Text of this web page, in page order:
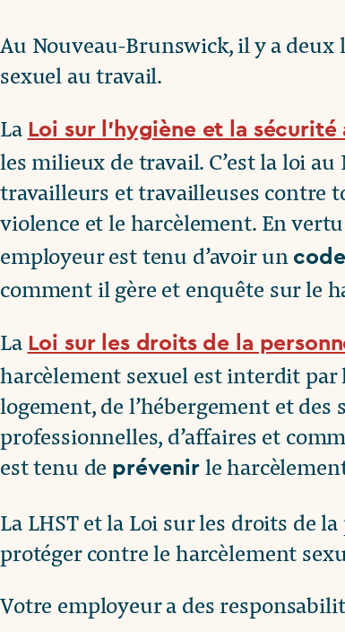
Au Nouveau-Brunswick, il y a
sexuel au travail.
La Loi sur l’hygiène et la sécurité
les milieux de travail. C’est la loi
travailleurs et travailleuses contre
violence et le harcèlement. En
employeur est tenu d’avoir un
comment il gère et enquête sur le
La Loi sur les droits de la
harcèlement sexuel est interdit par
logement, de l’hébergement et des
professionnelles, d’affaires et
est tenu de prévenirle
La LHST et la Loi sur les droits de
protéger contre le harcèlement
Votre employeur a des